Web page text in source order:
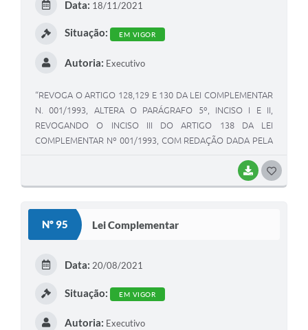
BAIXAR
Data: 18/11/2021
Situação: EM VIGOR
Autoria: Executivo
“REVOGA O ARTIGO 128,129 E 130 DA LEI COMPLEMENTAR
N. 001/1993, ALTERA O PARÁGRAFO 5º, INCISO I E II,
REVOGANDO O INCISO III DO ARTIGO 138 DA LEI
COMPLEMENTAR Nº 001/1993, COM REDAÇÃO DADA PELA
Nº 95 Lei Complementar
Data: 20/08/2021
Situação: EM VIGOR
Autoria: Executivo